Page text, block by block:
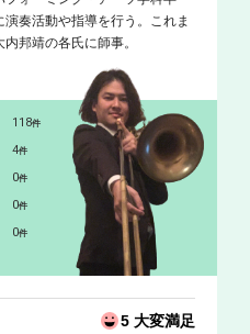
奏活動や指導を行う。これま
邦靖の各氏に師事。
118件
4件
0件
0件
0件
5 大変満足